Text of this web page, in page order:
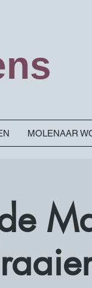
MOLENAAR